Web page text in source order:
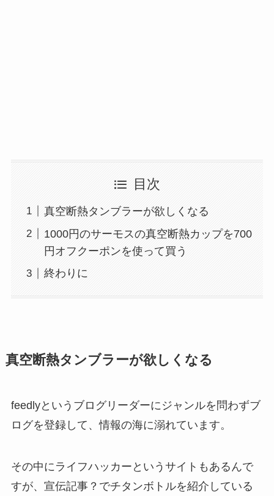
目次
真空断熱タンブラーが欲しくなる
1000円のサーモスの真空断熱カップを700
円オフクーポンを使って買う
終わりに
真空断熱タンブラーが欲しくなる
feedlyというブログリーダーにジャンルを問わずブ
ログを登録して、情報の海に溺れています。
その中にライフハッカーというサイトもあるんで
すが、宣伝記事？でチタンボトルを紹介している